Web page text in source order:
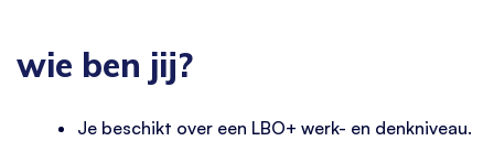
wie ben jij?
Je beschikt over een LBO+ werk- en denkniveau.